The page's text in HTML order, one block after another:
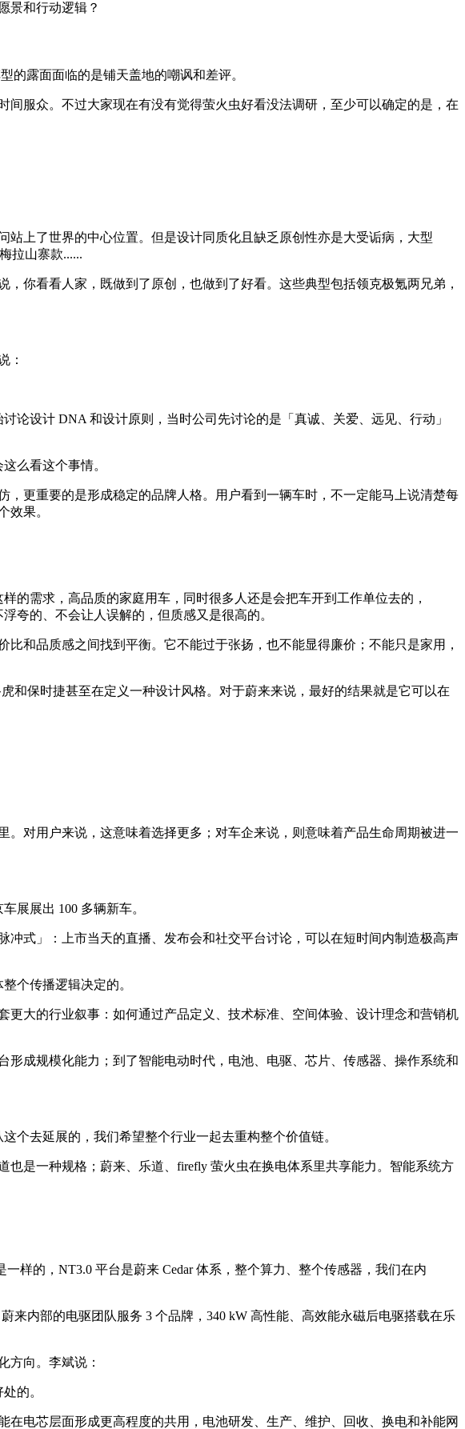
景和行动逻辑？
的露面面临的是铺天盖地的嘲讽和差评。
服众。不过大家现在有没有觉得萤火虫好看没法调研，至少可以确定的是，在
上了世界的中心位置。但是设计同质化且缺乏原创性亦是大受诟病，大型
拉山寨款......
你看看人家，既做到了原创，也做到了好看。这些典型包括领克极氪两兄弟，
：
论设计 DNA 和设计原则，当时公司先讨论的是「真诚、关爱、远见、行动」
么看这个事情。
更重要的是形成稳定的品牌人格。用户看到一辆车时，不一定能马上说清楚每
效果。
的需求，高品质的家庭用车，同时很多人还是会把车开到工作单位去的，
夸的、不会让人误解的，但质感又是很高的。
和品质感之间找到平衡。它不能过于张扬，也不能显得廉价；不能只是家用，
和保时捷甚至在定义一种设计风格。对于蔚来来说，最好的结果就是它可以在
对用户来说，这意味着选择更多；对车企来说，则意味着产品生命周期被进一
展展出 100 多辆新车。
式」：上市当天的直播、发布会和社交平台讨论，可以在短时间内制造极高声
个传播逻辑决定的。
大的行业叙事：如何通过产品定义、技术标准、空间体验、设计理念和营销机
成规模化能力；到了智能电动时代，电池、电驱、芯片、传感器、操作系统和
个去延展的，我们希望整个行业一起去重构整个价值链。
是一种规格；蔚来、乐道、firefly 萤火虫在换电体系里共享能力。智能系统方
样的，NT3.0 平台是蔚来 Cedar 体系，整个算力、整个传感器，我们在内
来内部的电驱团队服务 3 个品牌，340 kW 高性能、高效能永磁后电驱搭载在乐
方向。李斌说：
的。
电芯层面形成更高程度的共用，电池研发、生产、维护、回收、换电和补能网